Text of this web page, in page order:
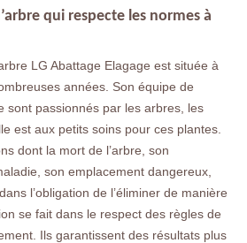
qui respecte les normes à
LG Abattage Elagage est située à
années. Son équipe de
sont passionnés par les arbres, les
est aux petits soins pour ces plantes.
dont la mort de l’arbre, son
son emplacement dangereux,
l’obligation de l’éliminer de manière
se fait dans le respect des règles de
Ils garantissent des résultats plus